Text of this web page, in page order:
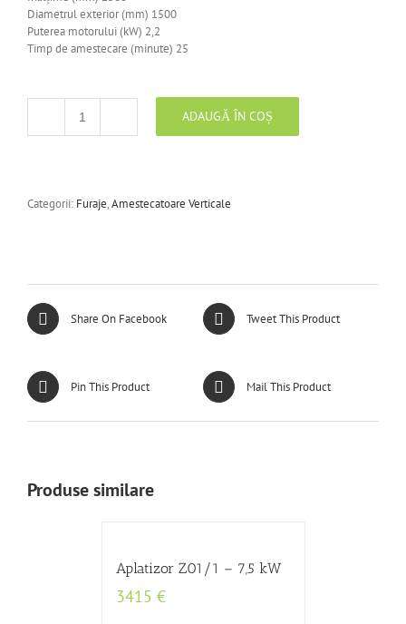
Diametrul exterior (mm) 1500
Puterea motorului (kW) 2,2
Timp de amestecare (minute) 25
Cantitate ADAUGĂ ÎN COȘ
Categorii: Furaje,Amestecatoare Verticale
Share On Facebook Tweet This Product
Pin This Product Mail This Product
Produse similare
Aplatizor Z01/1 – 7,5 kW
3415 €